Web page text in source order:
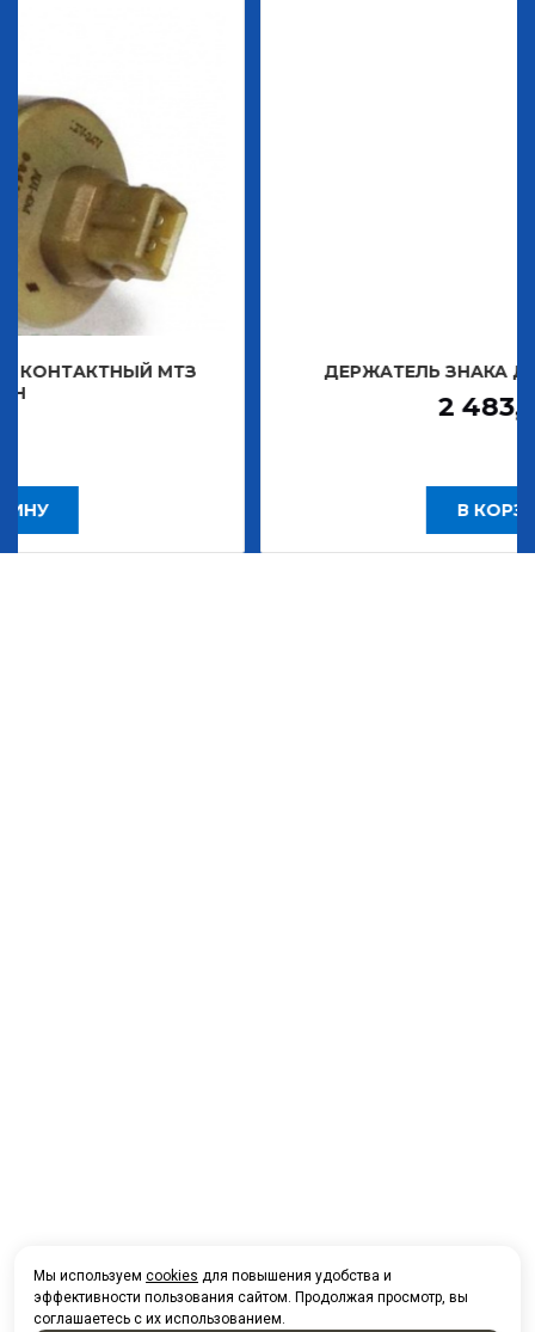
МТЗ ДЕРЖАТЕЛЬ ЗНАКА
Мы используем cookies для повышения удобства и
эффективности пользования сайтом. Продолжая просмотр, вы
соглашаетесь с их использованием.